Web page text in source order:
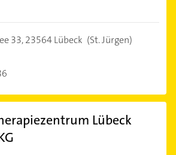
33,23564 Lübeck (St. Jürgen)
Lübeck